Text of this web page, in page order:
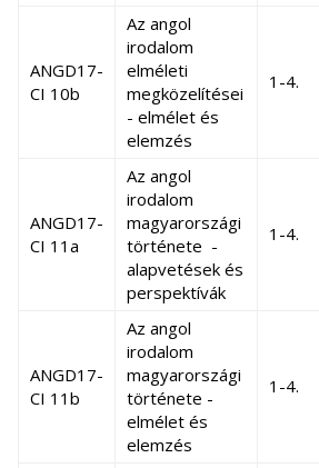
ANGD17-
CI 10b
Az angol
irodalom
elméleti
megközelítései
- elmélet és
elemzés
1-4.
ANGD17-
CI 11a
Az angol
irodalom
magyarországi
története -
alapvetések és
perspektívák
1-4.
ANGD17-
CI 11b
Az angol
irodalom
magyarországi
története -
elmélet és
elemzés
1-4.